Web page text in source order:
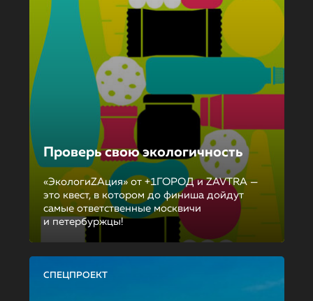
Проверь свою экологичность
«ЭкологиZAция» от +1ГОРОД и ZAVTRA —
это квест, в котором до финиша дойдут
самые ответственные москвичи
и петербуржцы!
СПЕЦПРОЕКТ